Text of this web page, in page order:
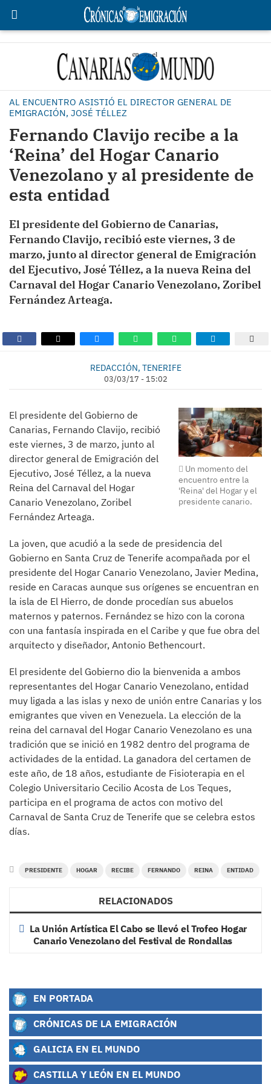
AL ENCUENTRO ASISTIÓ EL DIRECTOR GENERAL DE
EMIGRACIÓN, JOSÉ TÉLLEZ
Fernando Clavijo recibe a la
‘Reina’ del Hogar Canario
Venezolano y al presidente de
esta entidad
El presidente del Gobierno de Canarias,
Fernando Clavijo, recibió este viernes, 3 de
marzo, junto al director general de Emigración
del Ejecutivo, José Téllez, a la nueva Reina del
Carnaval del Hogar Canario Venezolano, Zoribel
Fernández Arteaga.
REDACCIÓN, TENERIFE
03/03/17 - 15:02
Un momento del
encuentro entre la
'Reina' del Hogar y el
presidente canario.
El presidente del Gobierno de
Canarias, Fernando Clavijo, recibió
este viernes, 3 de marzo, junto al
director general de Emigración del
Ejecutivo, José Téllez, a la nueva
Reina del Carnaval del Hogar
Canario Venezolano, Zoribel
Fernández Arteaga.
La joven, que acudió a la sede de presidencia del
Gobierno en Santa Cruz de Tenerife acompañada por el
presidente del Hogar Canario Venezolano, Javier Medina,
reside en Caracas aunque sus orígenes se encuentran en
la isla de El Hierro, de donde procedían sus abuelos
maternos y paternos. Fernández se hizo con la corona
con una fantasía inspirada en el Caribe y que fue obra del
arquitecto y diseñador, Antonio Bethencourt.
El presidente del Gobierno dio la bienvenida a ambos
representantes del Hogar Canario Venezolano, entidad
muy ligada a las islas y nexo de unión entre Canarias y los
emigrantes que viven en Venezuela. La elección de la
reina del carnaval del Hogar Canario Venezolano es una
tradición que se inició en 1982 dentro del programa de
actividades de la entidad. La ganadora del certamen de
este año, de 18 años, estudiante de Fisioterapia en el
Colegio Universitario Cecilio Acosta de Los Teques,
participa en el programa de actos con motivo del
Carnaval de Santa Cruz de Tenerife que se celebra estos
días.
PRESIDENTE HOGAR RECIBE FERNANDO REINA ENTIDAD
RELACIONADOS
La Unión Artística El Cabo se llevó el Trofeo Hogar
Canario Venezolano del Festival de Rondallas
EN PORTADA
CRÓNICAS DE LA EMIGRACIÓN
GALICIA EN EL MUNDO
CASTILLA Y LEÓN EN EL MUNDO